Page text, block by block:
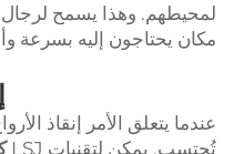
لمحيطهم. وهذا يسمح لرجال
مكان يحتاجون إليه بسرعة
عندما يتعلق الأمر إنقاذ
تُحتسب. يمكن لتقنيات LSJ